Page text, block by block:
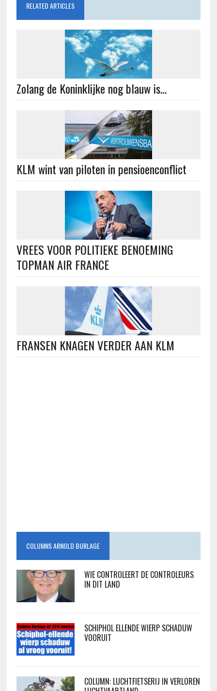
RELATED ARTICLES
Zolang de Koninklijke nog blauw is…
KLM wint van piloten in pensioenconflict
VREES VOOR POLITIEKE BENOEMING
TOPMAN AIR FRANCE
FRANSEN KNAGEN VERDER AAN KLM
COLUMNS ARNOLD BURLAGE
WIE CONTROLEERT DE CONTROLEURS
IN DIT LAND
SCHIPHOL ELLENDE WIERP SCHADUW
VOORUIT
COLUMN: LUCHTFIETSERIJ IN VERLOREN